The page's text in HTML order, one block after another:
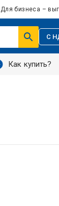
Для бизнеса –
С
Как купить?